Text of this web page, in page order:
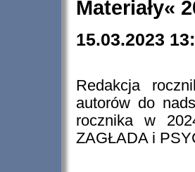
Materiały«
15.03.2023
Redakcja
autorów do
rocznika w
ZAGŁADA i